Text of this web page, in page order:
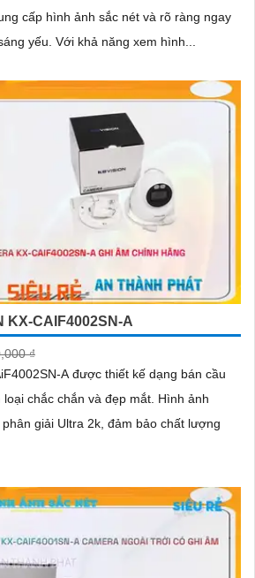
cấp hình ảnh sắc nét và rõ ràng ngay
cả trong điều kiện ánh sáng yếu. Với khả năng xem hình...
KX-CAIF4002SN-A
₫
A được thiết kế dạng bán cầu
chắn và đẹp mắt. Hình ảnh
giải Ultra 2k, đảm bảo chất lượng